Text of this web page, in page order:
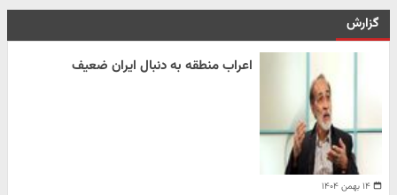
گزارش
۱۴ بهمن ۱۴۰۴
اعراب منطقه به دنبال ایران ضعیف